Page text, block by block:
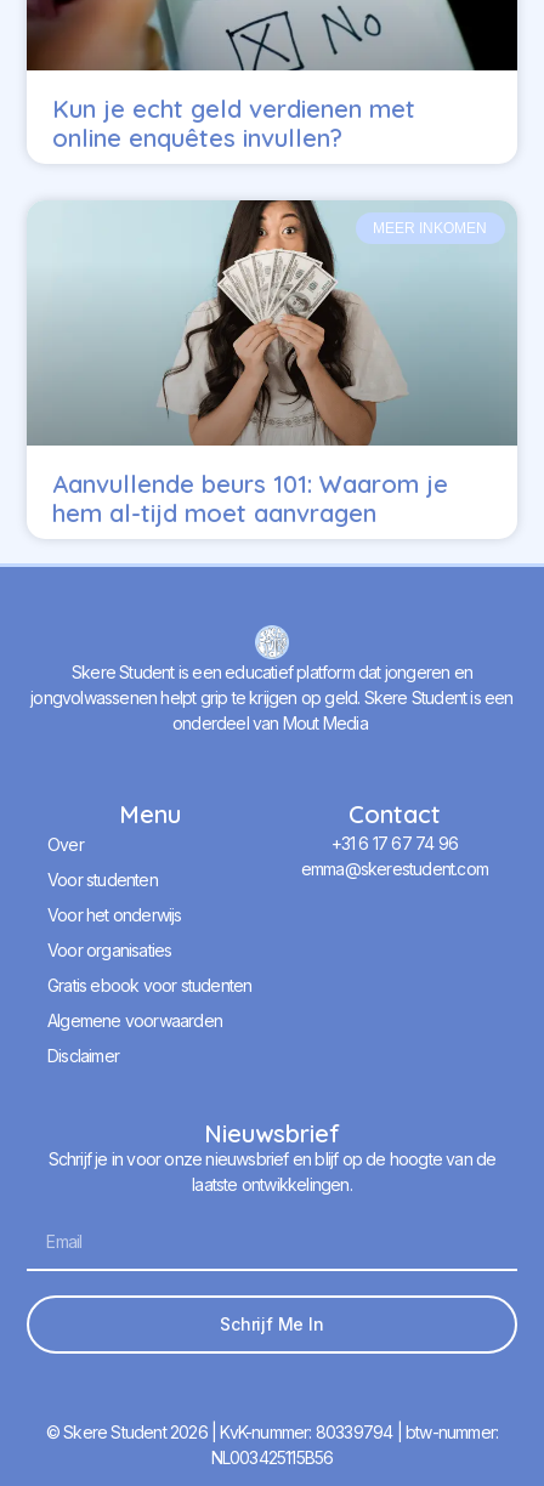
Kun je echt geld verdienen met
online enquêtes invullen?
MEER INKOMEN
Aanvullende beurs 101: Waarom je
hem al-tijd moet aanvragen
Skere Student is een educatief platform dat jongeren en
jongvolwassenen helpt grip te krijgen op geld. Skere Student is een
onderdeel van Mout Media
Menu
Over
Voor studenten
Voor het onderwijs
Voor organisaties
Gratis ebook voor studenten
Algemene voorwaarden
Disclaimer
Contact
+31 6 17 67 74 96
emma@skerestudent.com
Nieuwsbrief
Schrijf je in voor onze nieuwsbrief en blijf op de hoogte van de
laatste ontwikkelingen.
Schrijf Me In
© Skere Student 2026 | KvK-nummer: 80339794 | btw-nummer:
NL003425115B56